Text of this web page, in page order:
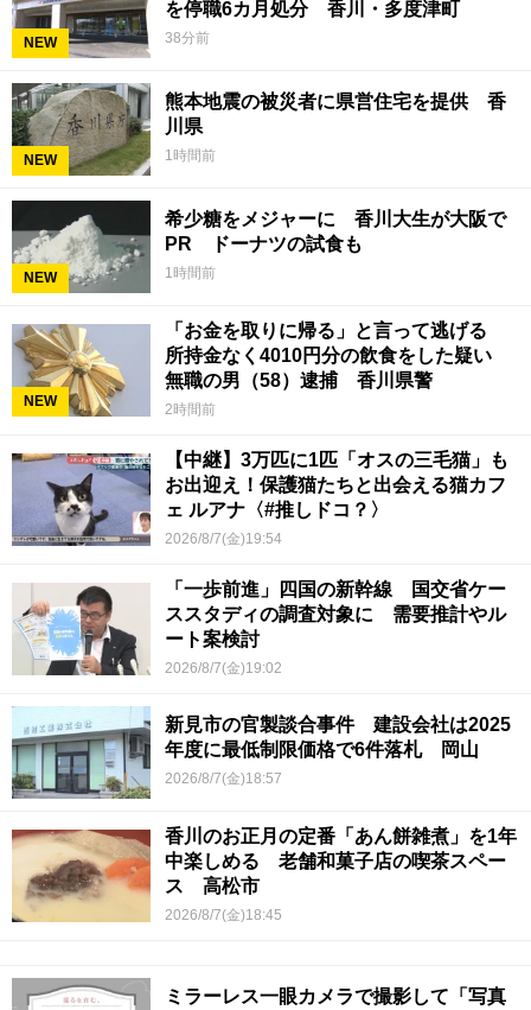
NEW
を停職6カ月処分 香川・多度津町
38分前
NEW
熊本地震の被災者に県営住宅を提供 香
川県
1時間前
NEW
希少糖をメジャーに 香川大生が大阪で
PR ドーナツの試食も
1時間前
NEW
「お金を取りに帰る」と言って逃げる
所持金なく4010円分の飲食をした疑い
無職の男（58）逮捕 香川県警
2時間前
【中継】3万匹に1匹「オスの三毛猫」も
お出迎え！保護猫たちと出会える猫カフ
ェ ルアナ〈#推しドコ？〉
2026/8/7(金)19:54
「一歩前進」四国の新幹線 国交省ケー
ススタディの調査対象に 需要推計やル
ート案検討
2026/8/7(金)19:02
新見市の官製談合事件 建設会社は2025
年度に最低制限価格で6件落札 岡山
2026/8/7(金)18:57
香川のお正月の定番「あん餅雑煮」を1年
中楽しめる 老舗和菓子店の喫茶スペー
ス 高松市
2026/8/7(金)18:45
ミラーレス一眼カメラで撮影して「写真